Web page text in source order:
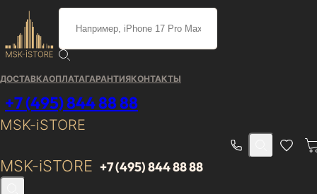
ДОСТАВКАОПЛАТАГАРАНТИЯКОНТАКТЫ
+7 (495) 844 88 88
MSK-iSTORE
MSK-iSTORE +7 (495) 844 88 88
Каталог / Dyson / Пылесосы /
Портативный пылесос
Dyson V12 Detect Slim
Absolute SV46 5 насадок
Желтый/Никель